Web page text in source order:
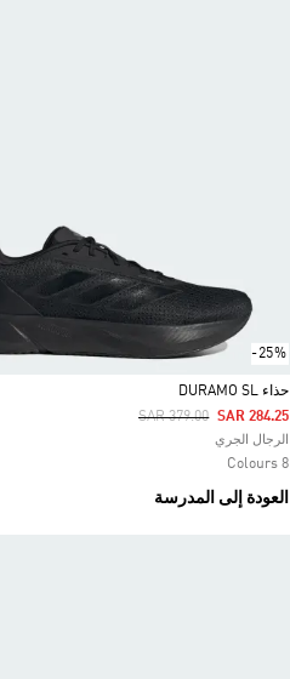
-25%
Selected
حذاء DURAMO SL
Price Reduced From
SAR 379.00ToSAR 284.25
الرجال الجري
8 Colours
العودة إلى المدرسة